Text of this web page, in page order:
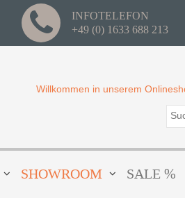
INFOTELEFON
+49 (0) 1633 688 213
Willkommen in unserem
SHOWROOM SALE %